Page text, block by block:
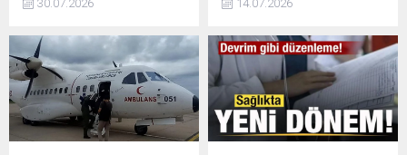
yaşamdan uzak kalmasına
önemli açıklamlarda
bulundu.
30.07.2026
Bakanlığı’na ait ambulans
14.07.2026